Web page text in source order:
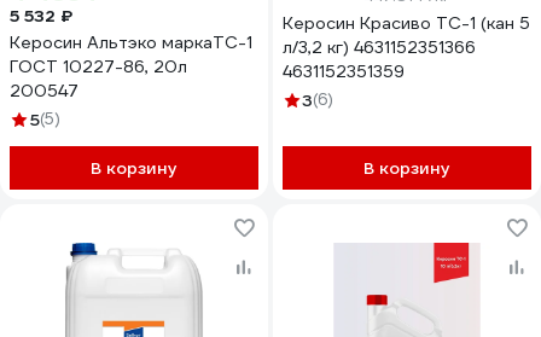
5 532 ₽
Керосин Альтэко маркаТС-1
ГОСТ 10227-86, 20л
200547
5(5)
В корзину
Керосин Красиво ТС-1 (кан 5
л/3,2 кг) 4631152351366
4631152351359
3(6)
В корзину